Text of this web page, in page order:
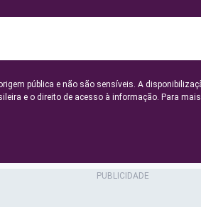
pública e não são sensíveis. A
e o direito de acesso à informação. Para